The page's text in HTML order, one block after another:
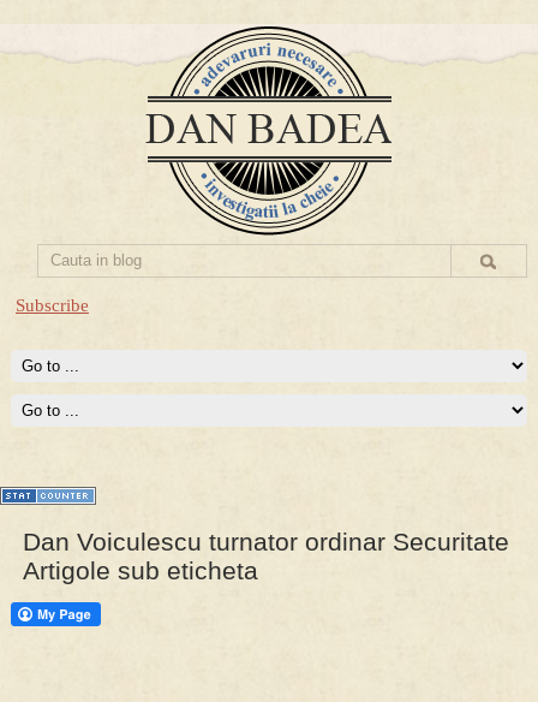
Subscribe
PRESA
Permise pentru vânătoarea de porci în costume, cu gulere albe
Prima mea carte publicata (Nemira)
Averea Presedintelui: prima lucrare despre controversatele
conturi secrete ale Securitatii.
Dan Voiculescu turnator ordinar Securitate
Artigole sub eticheta